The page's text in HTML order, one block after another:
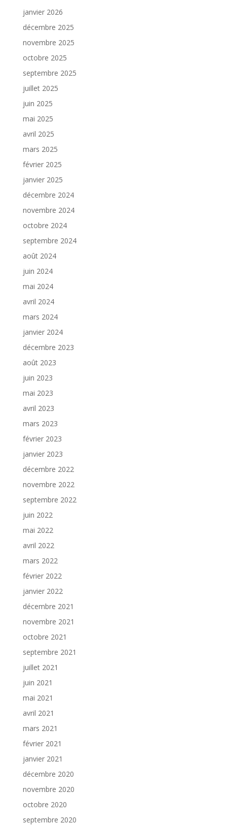
janvier 2026
décembre 2025
novembre 2025
octobre 2025
septembre 2025
juillet 2025
juin 2025
mai 2025
avril 2025
mars 2025
février 2025
janvier 2025
décembre 2024
novembre 2024
octobre 2024
septembre 2024
août 2024
juin 2024
mai 2024
avril 2024
mars 2024
janvier 2024
décembre 2023
août 2023
juin 2023
mai 2023
avril 2023
mars 2023
février 2023
janvier 2023
décembre 2022
novembre 2022
septembre 2022
juin 2022
mai 2022
avril 2022
mars 2022
février 2022
janvier 2022
décembre 2021
novembre 2021
octobre 2021
septembre 2021
juillet 2021
juin 2021
mai 2021
avril 2021
mars 2021
février 2021
janvier 2021
décembre 2020
novembre 2020
octobre 2020
septembre 2020